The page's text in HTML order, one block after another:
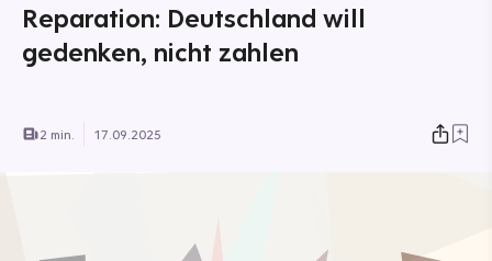
Reparation: Deutschland will
gedenken, nicht zahlen
2 min. 17.09.2025